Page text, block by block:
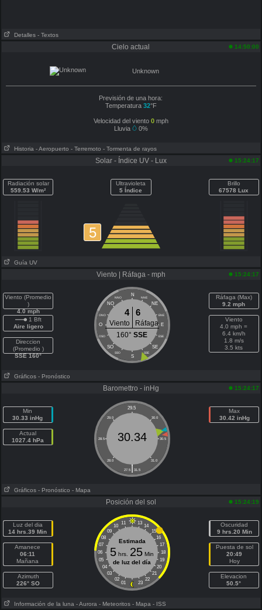
Detalles - Textos
Cielo actual 14:50:00
Unknown
Previsión de una hora:
Temperatura 32°F
Velocidad del viento 0mph
Lluvia
0%
Historia - Aeropuerto - Terremoto - Tormenta de rayos
Solar - Índice UV - Lux 15:24:17
Radiación solar
559.53 W/m²
Ultravioleta
5 Índice
5
Brillo
67578 Lux
Guía UV
Viento | Ráfaga - mph 15:24:17
Viento (Promedio
)
4.0 mph
1 Bft
Aire ligero
Direccion
(Promedio )
SSE 160°
N
NNO NNE
NO NE
ONO ENE
O E
OSO ESE
SO SE
SSO SSE
S
4 6
Viento
Ráfaga
160°SSE
Ráfaga (Max)
9.2 mph
Viento
4.0 mph =
6.4 km/h
1.8 m/s
3.5 kts
Gráficos - Pronóstico
Baromettro - inHg 15:24:17
Min
30.33 inHg
Actual
1027.4 hPa
29.5
29.0 30.0
28.5 30.5
28.0 31.0
|
27.5 31.5
30.34
Max
30.42 inHg
Gráficos - Pronóstico - Mapa
Posición del sol 15:24:19
Luz del dia
14 hrs.39 Min
Amanece
06:11
Mañana
Azimuth
226° SO
11 13
10
14
09
15
08
16
07
17
06
18
05
19
04
20
03
21
02
22
01 23
Estimada
5 hrs. 25 Min
de luz del día
Oscuridad
9 hrs.20 Min
Puesta de sol
20:49
Hoy
Elevacion
50.5°
Información de la luna - Aurora - Meteoritos - Mapa - ISS